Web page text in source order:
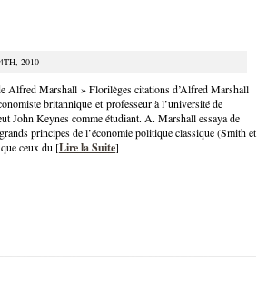
2010
Alfred Marshall » Florilèges citations d’Alfred Marshall
britannique et professeur à l’université de
John Keynes comme étudiant. A. Marshall essaya de
principes de l’économie politique classique (Smith et
ceux du [Lire la Suite]